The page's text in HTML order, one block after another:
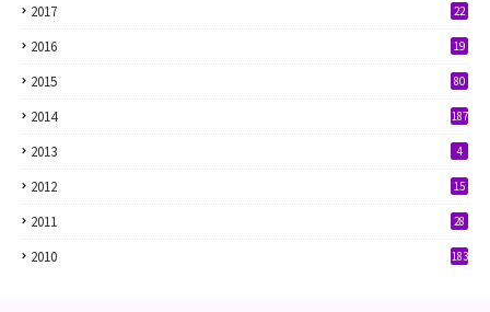
2017 22
2016 19
2015 80
2014 187
2013 4
2012 15
2011 28
2010 183